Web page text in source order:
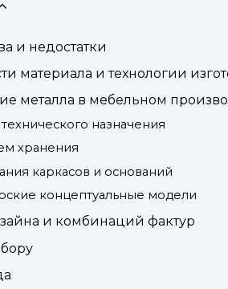
и недостатки
материала и технологии
металла в мебельном
назначения
хранения
каркасов и оснований
концептуальные модели
и комбинаций фактур